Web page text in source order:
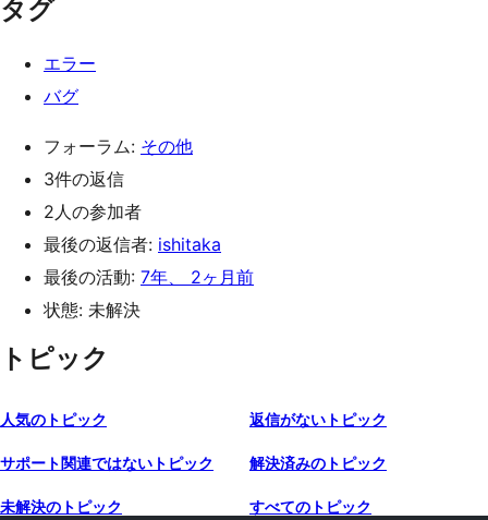
タグ
エラー
バグ
フォーラム: その他
3件の返信
2人の参加者
最後の返信者: ishitaka
最後の活動: 7年、 2ヶ月前
状態: 未解決
トピック
人気のトピック 返信がないトピック
サポート関連ではないトピック 解決済みのトピック
未解決のトピック すべてのトピック